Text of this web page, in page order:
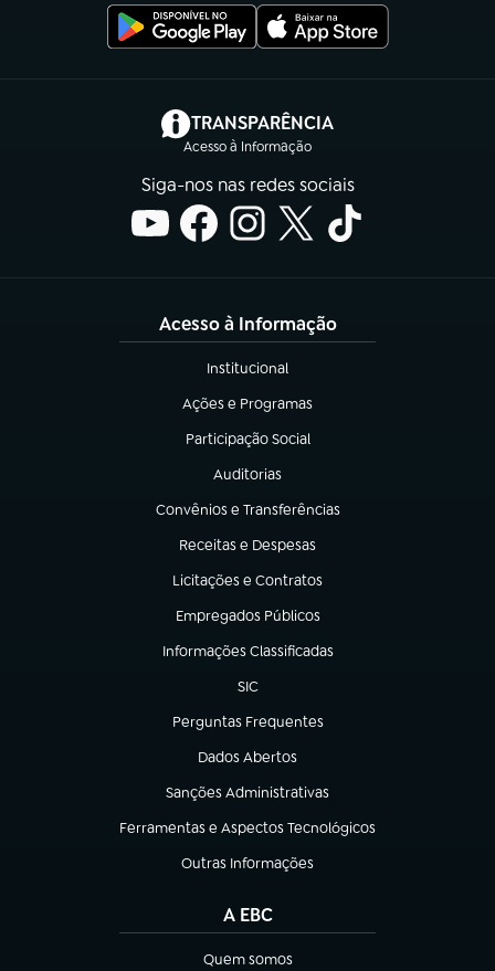
TRANSPARÊNCIA
Acesso à Informação
(abre em nova aba)
Siga-nos nas redes sociais
Acesso à Informação
Institucional
(abre em nova aba)
Ações e Programas
(abre em nova aba)
Participação Social
(abre em nova aba)
Auditorias
(abre em nova aba)
Convênios e Transferências
(abre em nova aba)
Receitas e Despesas
(abre em nova aba)
Licitações e Contratos
(abre em nova aba)
Empregados Públicos
(abre em nova aba)
Informações Classificadas
(abre em nova aba)
SIC
(abre em nova aba)
Perguntas Frequentes
(abre em nova aba)
Dados Abertos
(abre em nova aba)
Sanções Administrativas
(abre em nova aba)
Ferramentas e Aspectos Tecnológicos
(abre em nova aba)
Outras Informações
(abre em nova aba)
A EBC
Quem somos
(abre em nova aba)